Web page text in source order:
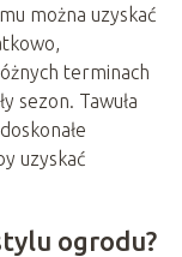
można uzyskać
terminach
sezon. Tawuła
uzyskać
ogrodu?